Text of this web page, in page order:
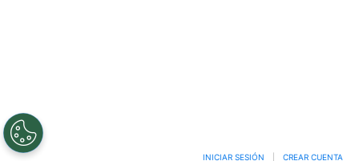
INICIAR SESIÓN CREAR CUENTA